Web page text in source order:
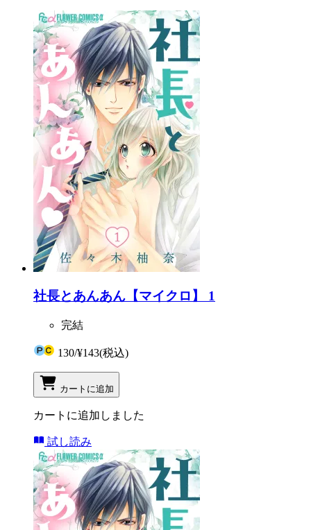
社長とあんあん【マイクロ】 1
完結
130/¥143(税込)
カートに追加
カートに追加しました
試し読み